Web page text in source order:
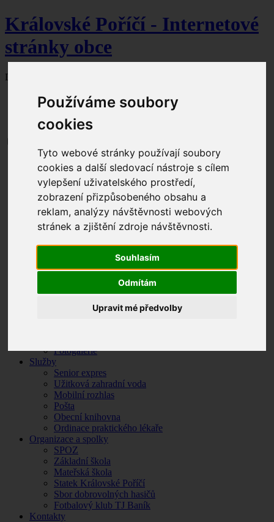
Používáme soubory
cookies
Tyto webové stránky používají soubory
cookies a další sledovací nástroje s cílem
vylepšení uživatelského prostředí,
zobrazení přizpůsobeného obsahu a
reklam, analýzy návštěvnosti webových
stránek a zjištění zdroje návštěvnosti.
Souhlasím
Odmítám
Upravit mé předvolby
Královské Poříčí - Internetové
stránky obce
Dnes je
Aktuální dění
Obecní úřad
Úřední hodiny
Kontakty
Zastupitelstvo
Seznam čerpaných dotací
Dokumenty ke stažení
Povinné informace
Odpadové hospodářství
Krizové situace
O Královském Poříčí
Fotogalerie
Služby
Senior expres
Užitková zahradní voda
Mobilní rozhlas
Pošta
Obecní knihovna
Ordinace praktického lékaře
Organizace a spolky
SPOZ
Základní škola
Mateřská škola
Statek Královské Poříčí
Sbor dobrovolných hasičů
Fotbalový klub TJ Baník
Kontakty